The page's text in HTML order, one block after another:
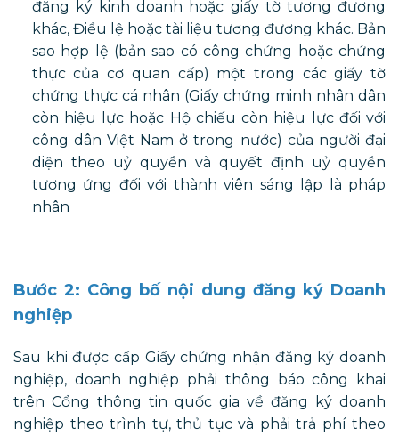
đăng ký kinh doanh hoặc giấy tờ tương đương
khác, Điều lệ hoặc tài liệu tương đương khác. Bản
sao hợp lệ (bản sao có công chứng hoặc chứng
thực của cơ quan cấp) một trong các giấy tờ
chứng thực cá nhân (Giấy chứng minh nhân dân
còn hiệu lực hoặc Hộ chiếu còn hiệu lực đối với
công dân Việt Nam ở trong nước) của người đại
diện theo uỷ quyền và quyết định uỷ quyền
tương ứng đối với thành viên sáng lập là pháp
nhân
Bước 2: Công bố nội dung đăng ký Doanh
nghiệp
Sau khi được cấp Giấy chứng nhận đăng ký doanh
nghiệp, doanh nghiệp phải thông báo công khai
trên Cổng thông tin quốc gia về đăng ký doanh
nghiệp theo trình tự, thủ tục và phải trả phí theo